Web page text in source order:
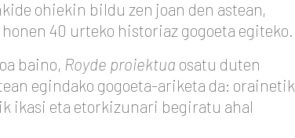
ohiekin bildu zen joan den astean,
40 urteko historiaz gogoeta egiteko.
baino, Royde proiektua osatu duten
egindako gogoeta-ariketa da: orainetik
ikasi eta etorkizunari begiratu ahal